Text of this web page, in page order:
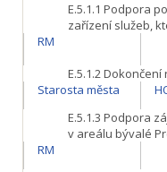
E.5.1.1 Podpora
zařízení služeb,
RM
E.5.1.2Dokončení
Starosta města
E.5.1.3 Podpora
v areálu bývalé
RM